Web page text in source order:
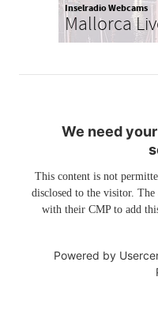
Inselradio Webcams
Mallorca
We need
This content is not
disclosed to the visitor. The
with their CMP to add
Powered by